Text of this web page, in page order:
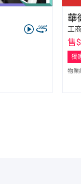
華
工商
售
獨
物業